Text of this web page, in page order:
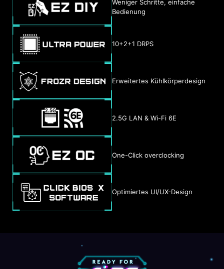
Weniger Schritte, einfache
Bedienung
10+2+1 DRPS
Erweitertes Kühlkörperdesign
2.5G LAN & Wi-Fi 6E
One-Click overclocking
Optimiertes UI/UX-Design